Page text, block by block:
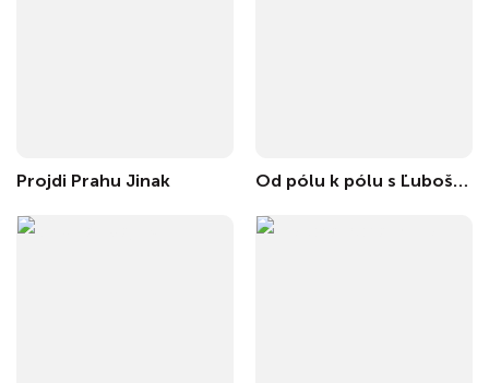
Projdi Prahu Jinak Od pólu k pólu s Ľubošom Fellnerom